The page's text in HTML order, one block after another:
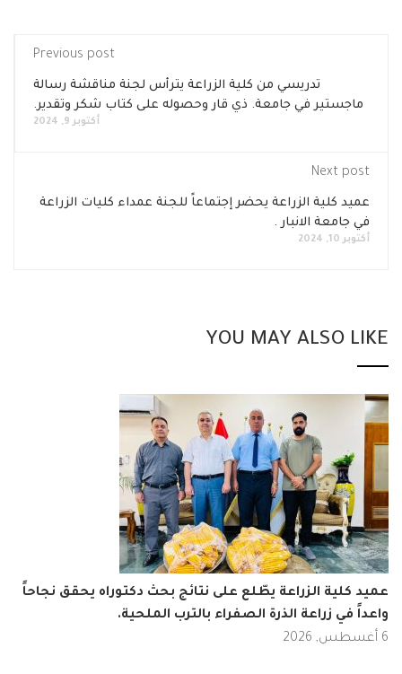
Previous post
تدريسي من كلية الزراعة يترأس لجنة مناقشة رسالة
ماجستير في جامعة. ذي قار وحصوله على كتاب شكر وتقدير.
أكتوبر 9, 2024
Next post
عميد كلية الزراعة يحضر إجتماعاً للجنة عمداء كليات الزراعة
في جامعة الانبار .
أكتوبر 10, 2024
YOU MAY ALSO
كلية الزراعة يطّلع على نتائج بحث دكتوراه يحقق نجاحاً
في زراعة الذرة الصفراء بالترب الملحية.